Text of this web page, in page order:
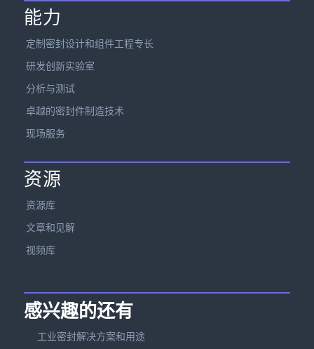
能力
定制密封设计和组件工程专长
研发创新实验室
分析与测试
卓越的密封件制造技术
现场服务
资源
资源库
文章和见解
视频库
感兴趣的还有
工业密封解决方案和用途